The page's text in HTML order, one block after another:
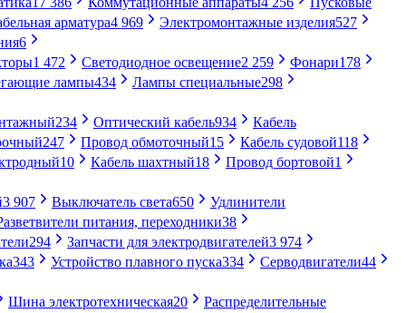
арматура4 969 Электромонтажные изделия527
6
1 472 Светодиодное освещение2 259 Фонари178
лампы434 Лампы специальные298
234 Оптический кабель934
Кабель
247 Провод обмоточный15 Кабель судовой118
10 Кабель шахтный18 Провод бортовой1
3 907 Выключатель света650
Удлинители
питания, переходники38
294 Запчасти для электродвигателей3 974
343 Устройство плавного пуска334 Серводвигатели44
Шина электротехническая20
Распределительные